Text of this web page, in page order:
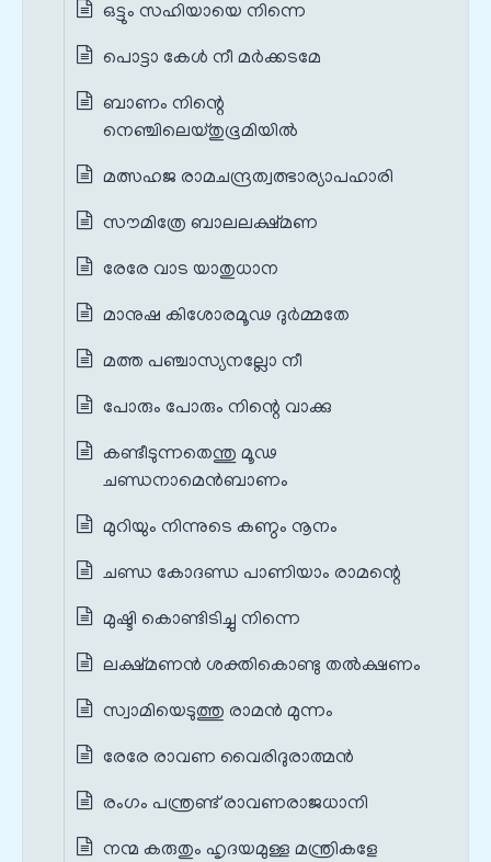
ഒട്ടും സഹിയായെ നിന്നെ
പൊട്ടാ കേൾ നീ മര്‍ക്കടമേ
ബാണം നിന്റെ
നെഞ്ചിലെയ്തുഭൂമിയില്‍
മത്സഹജ രാമചന്ദ്രത്വത്ഭാര്യാപഹാരി
സൗമിത്രേ ബാലലക്ഷ്മണ
രേരേ വാട യാതുധാന
മാനുഷ കിശോരമൂഢ ദുര്‍മ്മതേ
മത്ത പഞ്ചാസ്യനല്ലോ നീ
പോരും പോരും നിന്റെ വാക്കു
കണ്ടീടുന്നതെന്തു മൂഢ
ചണ്ഡനാമെന്‍ബാണം
മുറിയും നിന്നുടെ കണ്ഠം നൂനം
ചണ്ഡ കോദണ്ഡ പാണിയാം രാമന്റെ
മുഷ്ടി കൊണ്ടിടിച്ചു നിന്നെ
ലക്ഷ്മണൻ ശക്തികൊണ്ടു തൽക്ഷണം
സ്വാമിയെടുത്തു രാമൻ മുന്നം
രേരേ രാവണ വൈരിദുരാത്മൻ
രംഗം പന്ത്രണ്ട് രാവണരാജധാനി
നന്മ കരുതും ഹൃദയമുള്ള മന്ത്രികളേ